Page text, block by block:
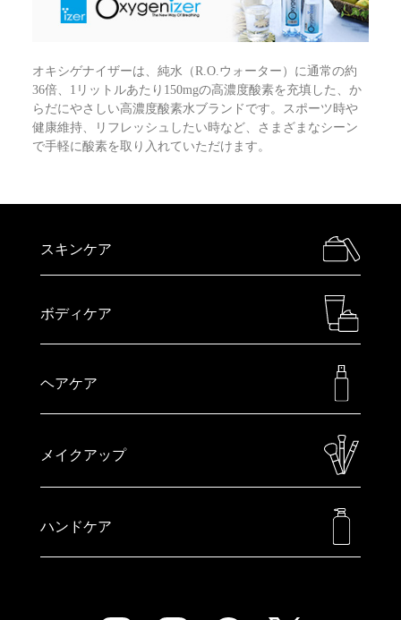
オキシゲナイザーは、純水（R.O.ウォーター）に通常の約
36倍、1リットルあたり150mgの高濃度酸素を充填した、か
らだにやさしい高濃度酸素水ブランドです。スポーツ時や
健康維持、リフレッシュしたい時など、さまざまなシーン
で手軽に酸素を取り入れていただけます。
スキンケア
ボディケア
ヘアケア
メイクアップ
ハンドケア